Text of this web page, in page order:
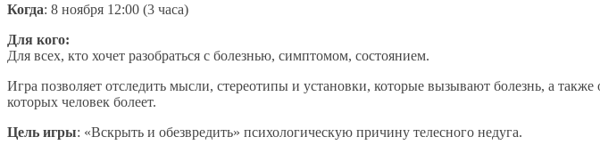
Когда: 8 ноября 12:00 (3 часа)
Для кого:
Для всех, кто хочет разобраться с болезнью, симптомом, состоянием.
Игра позволяет отследить мысли, стереотипы и установки, которые вызывают болезнь, а
которых человек болеет.
Цель игры: «Вскрыть и обезвредить» психологическую причину телесного недуга.